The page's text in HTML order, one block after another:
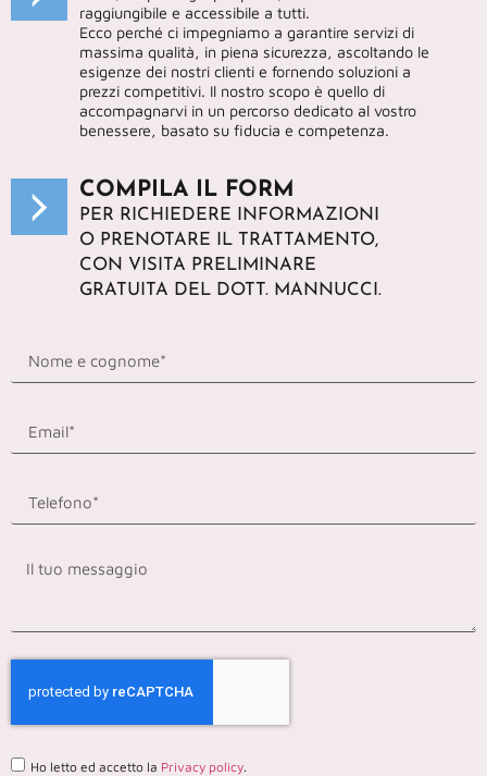
raggiungibile e accessibile a tutti.
Ecco perché ci impegniamo a garantire servizi di
massima qualità, in piena sicurezza, ascoltando le
esigenze dei nostri clienti e fornendo soluzioni a
prezzi competitivi. Il nostro scopo è quello di
accompagnarvi in un percorso dedicato al vostro
benessere, basato su fiducia e competenza.
COMPILA IL FORM
PER RICHIEDERE INFORMAZIONI
O PRENOTARE IL TRATTAMENTO,
CON VISITA PRELIMINARE
GRATUITA DEL DOTT. MANNUCCI.
Ho letto ed accetto la Privacy policy.